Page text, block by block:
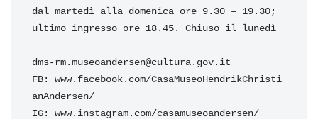
dal martedì alla domenica ore 9.30 – 19.30;
ultimo ingresso ore 18.45. Chiuso il lunedì
dms-rm.museoandersen@cultura.gov.it
FB: www.facebook.com/CasaMuseoHendrikChristi
anAndersen/
IG: www.instagram.com/casamuseoandersen/